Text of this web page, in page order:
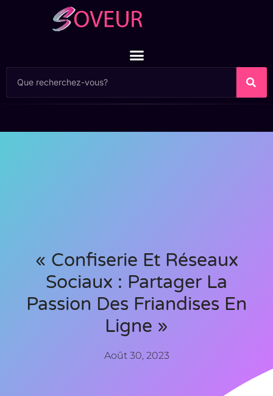
« Confiserie Et Réseaux
Sociaux : Partager La
Passion Des Friandises En
Ligne »
Août 30, 2023